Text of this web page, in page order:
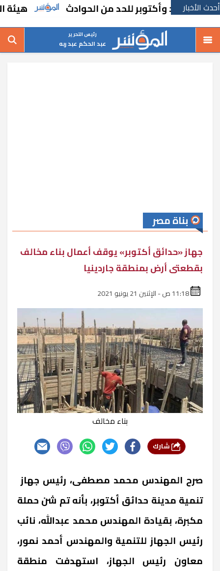
أحدث الأخبار هيئة
رئيس التحرير
عبد الحكم عبد ربه
بناة مصر
جهاز «حدائق أكتوبر» يوقف أعمال بناء مخالف
بقطعتى أرض بمنطقة جاردينيا
بناء مخالف
صرح المهندس محمد مصطفى، رئيس جهاز
تنمية مدينة حدائق أكتوبر، بأنه تم شن حملة
مكبرة، بقيادة المهندس محمد عبدالله، نائب
رئيس الجهاز للتنمية والمهندس أحمد نمور،
معاون رئيس الجهاز، استهدفت منطقة